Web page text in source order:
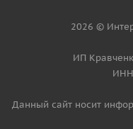
2026 ©
ИП
ИНН
Данный сайт носит